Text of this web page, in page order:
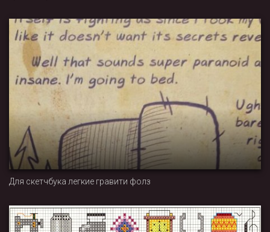
Для скетчбука легкие гравити фолз